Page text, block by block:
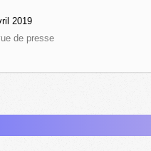
2019
de presse